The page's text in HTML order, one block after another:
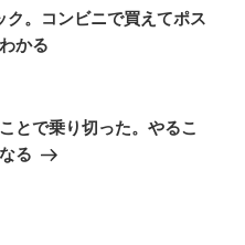
。コンビニで買えてポス
かる
とで乗り切った。やるこ
る